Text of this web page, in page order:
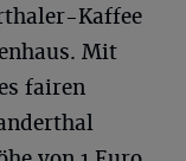
Kaffee
Mit
fairen